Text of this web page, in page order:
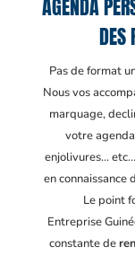
AGENDA
DES
Pas de format
Nous vos
marquage,
votre
enjolivures…
en connaissance
Le point
Entreprise
constante de